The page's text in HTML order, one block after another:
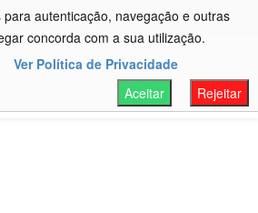
para autenticação, navegação e outras
concorda com a sua utilização.
Ver Política de Privacidade
Rejeitar
Aceitar